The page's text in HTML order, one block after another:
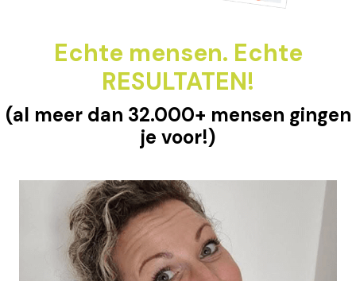
Echte mensen. Echte
RESULTATEN!
(al meer dan 32.000+ mensen gingen
je voor!)